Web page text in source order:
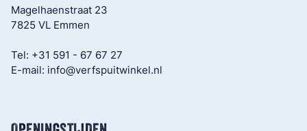
Magelhaenstraat 23
7825 VL Emmen
Tel: +31 591 - 67 67 27
E-mail: info@verfspuitwinkel.nl